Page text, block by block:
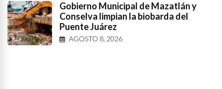
Gobierno Municipal de Mazatlán y
Conselva limpian la biobarda del
Puente Juárez
AGOSTO 8, 2026